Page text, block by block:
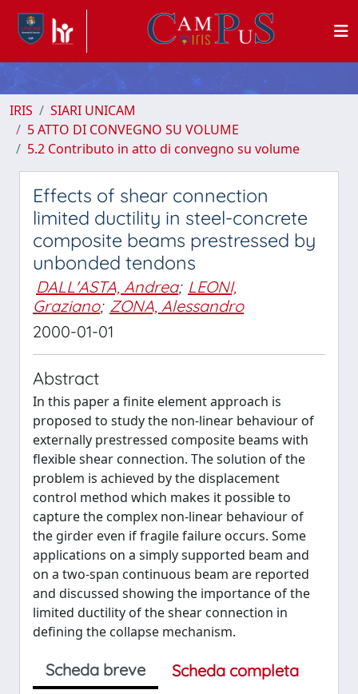
IRIS
SIARI UNICAM
5 ATTO DI CONVEGNO SU VOLUME
5.2 Contributo in atto di convegno su volume
Effects of shear connection
limited ductility in steel-concrete
composite beams prestressed by
unbonded tendons
DALL'ASTA, Andrea; LEONI,
Graziano; ZONA, Alessandro
2000-01-01
Abstract
In this paper a finite element approach is
proposed to study the non-linear behaviour of
externally prestressed composite beams with
flexible shear connection. The solution of the
problem is achieved by the displacement
control method which makes it possible to
capture the complex non-linear behaviour of
the girder even if fragile failure occurs. Some
applications on a simply supported beam and
on a two-span continuous beam are reported
and discussed showing the importance of the
limited ductility of the shear connection in
defining the collapse mechanism.
Scheda breve
Scheda completa